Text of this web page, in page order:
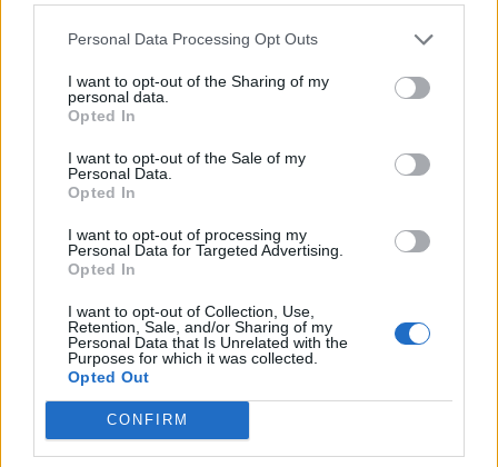
Personal Data Processing Opt Outs
I want to opt-out of the Sharing of my
personal data.
Opted In
I want to opt-out of the Sale of my
Personal Data.
Opted In
I want to opt-out of processing my
Personal Data for Targeted Advertising.
Opted In
I want to opt-out of Collection, Use,
Retention, Sale, and/or Sharing of my
Personal Data that Is Unrelated with the
Purposes for which it was collected.
Opted Out
CONFIRM
TAGS: Prima Categoria Girone A
PUÒ INTERESSARTI ANCHE